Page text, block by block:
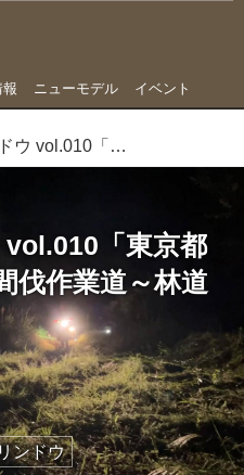
報 ニューモデル イベント
ミライ・リンドウ vol.010「東京都 林道星竹線～南沢間伐作業道～林道勝峰山線」
「東京都
伐作業道～林道
ンドウ